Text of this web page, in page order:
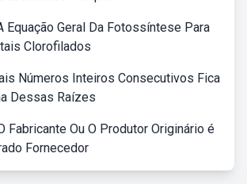
Equação Geral Da Fotossíntese Para
Clorofilados
Números Inteiros Consecutivos Fica
Dessas Raízes
Fabricante Ou O Produtor Originário é
Fornecedor